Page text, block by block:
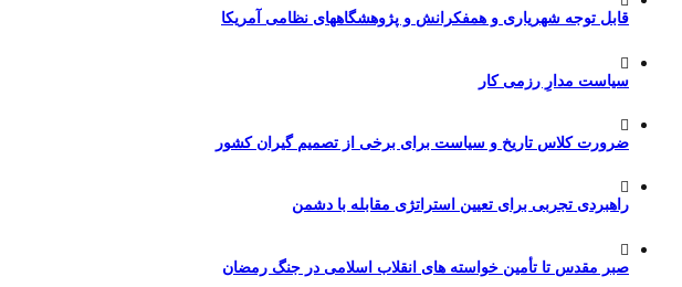
قابل توجه شهریاری و همفکرانش و پژوهشگاههای نظامی آمریکا
سیاست مدارِ رزمی کار
ضرورت کلاس تاریخ و سیاست برای برخی از تصمیم گیران کشور
راهبردی تجربی برای تعیین استراتژی مقابله با دشمن
صبر مقدس تا تأمین خواسته های انقلاب اسلامی در جنگ رمضان